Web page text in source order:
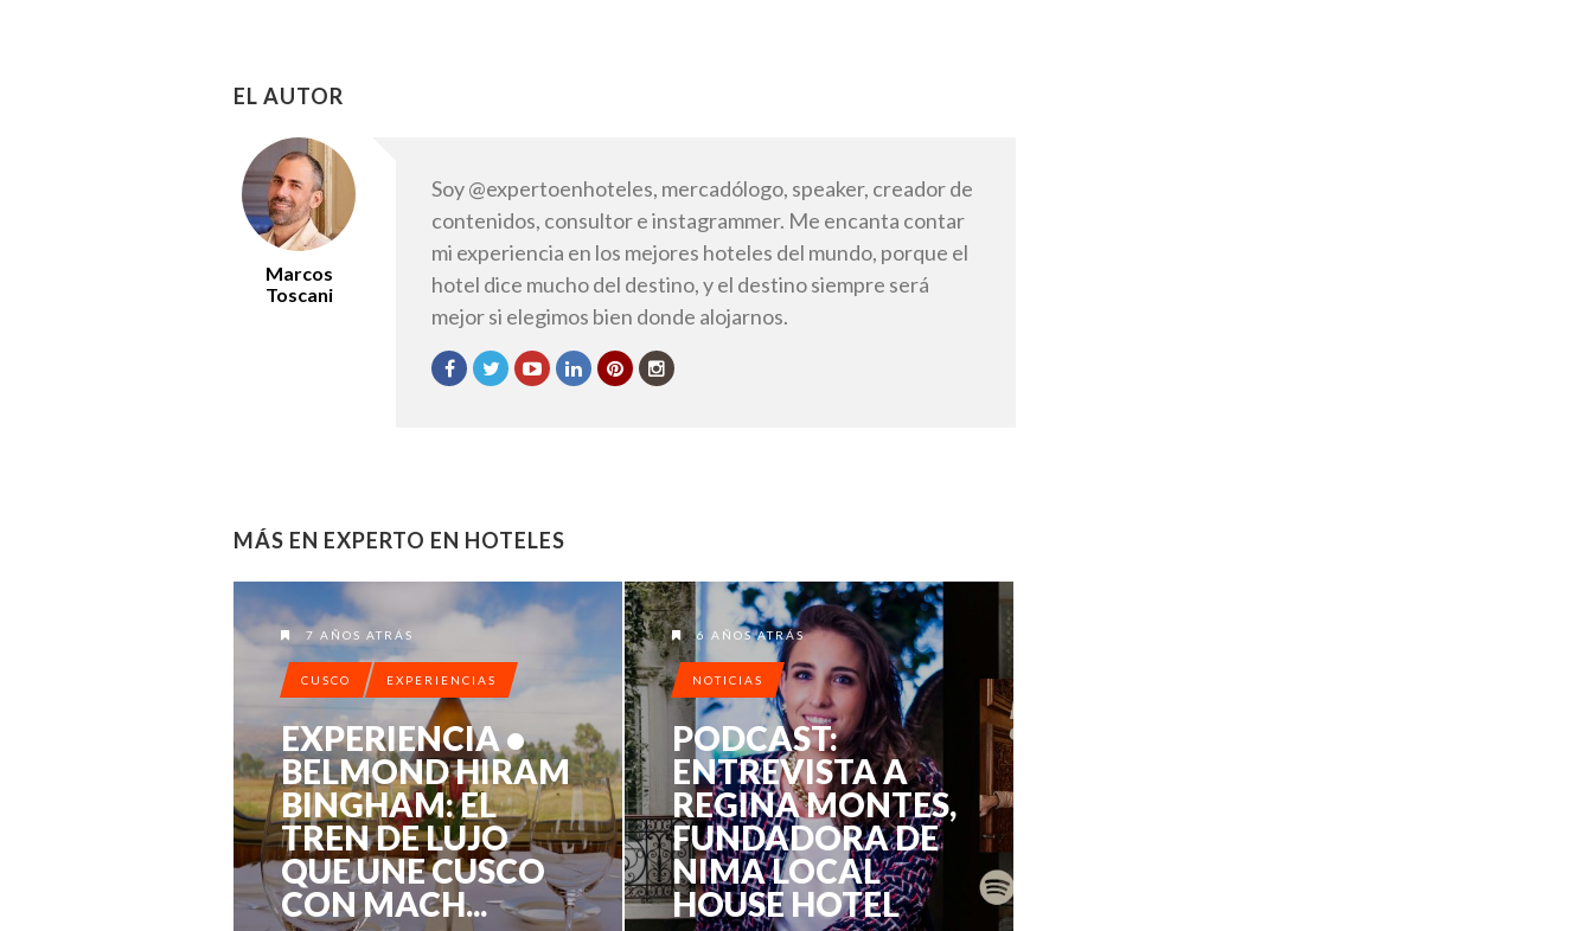
EL AUTOR
Marcos
Toscani
Soy @expertoenhoteles, mercadólogo, speaker, creador de
contenidos, consultor e instagrammer. Me encanta contar
mi experiencia en los mejores hoteles del mundo, porque el
hotel dice mucho del destino, y el destino siempre será
mejor si elegimos bien donde alojarnos.
MÁS EN EXPERTO EN HOTELES
7 AÑOS ATRÁS
CUSCO EXPERIENCIAS
EXPERIENCIA •
BELMOND HIRAM
BINGHAM: EL
TREN DE LUJO
QUE UNE CUSCO
CON MACH...
6 AÑOS ATRÁS
NOTICIAS
PODCAST:
ENTREVISTA A
REGINA MONTES,
FUNDADORA DE
NIMA LOCAL
HOUSE HOTEL